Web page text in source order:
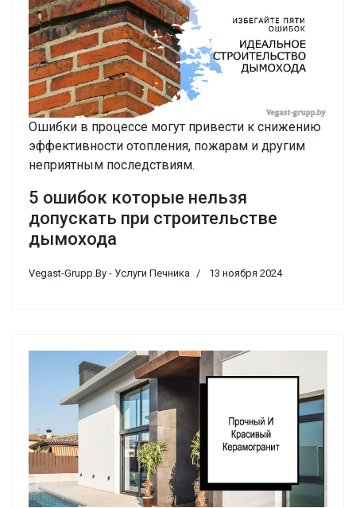
Ошибки в процессе могут привести к снижению
эффективности отопления, пожарам и другим
неприятным последствиям.
5 ошибок которые нельзя
допускать при строительстве
дымохода
Vegast-Grupp.By - Услуги Печника 13 ноября 2024